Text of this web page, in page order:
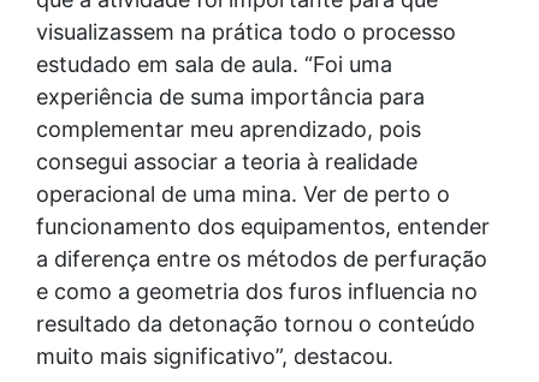
visualizassem na prática todo o processo
estudado em sala de aula. “Foi uma
experiência de suma importância para
complementar meu aprendizado, pois
consegui associar a teoria à realidade
operacional de uma mina. Ver de perto o
funcionamento dos equipamentos, entender
a diferença entre os métodos de perfuração
e como a geometria dos furos influencia no
resultado da detonação tornou o conteúdo
muito mais significativo”, destacou.